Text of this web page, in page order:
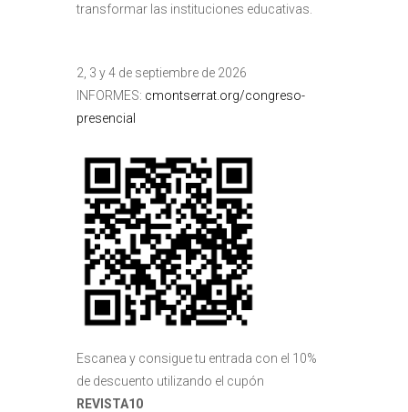
transformar las instituciones educativas.
2, 3 y 4 de septiembre de 2026
INFORMES: cmontserrat.org/congreso-
presencial
Escanea y consigue tu entrada con el 10%
de descuento utilizando el cupón
REVISTA10